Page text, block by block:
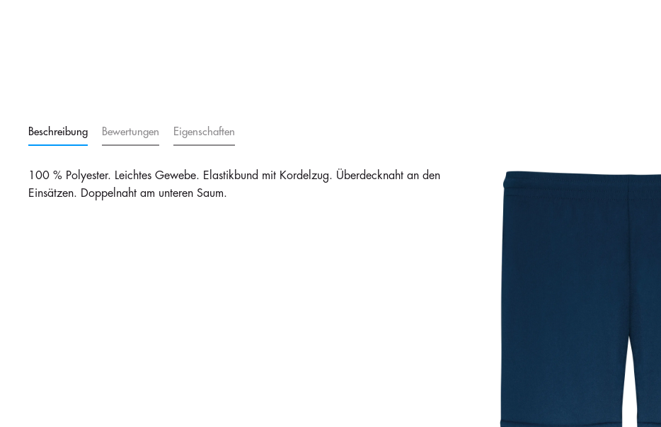
Beschreibung Bewertungen Eigenschaften
100 % Polyester. Leichtes Gewebe. Elastikbund mit Kordelzug. Überdecknaht an den
Einsätzen. Doppelnaht am unteren Saum.